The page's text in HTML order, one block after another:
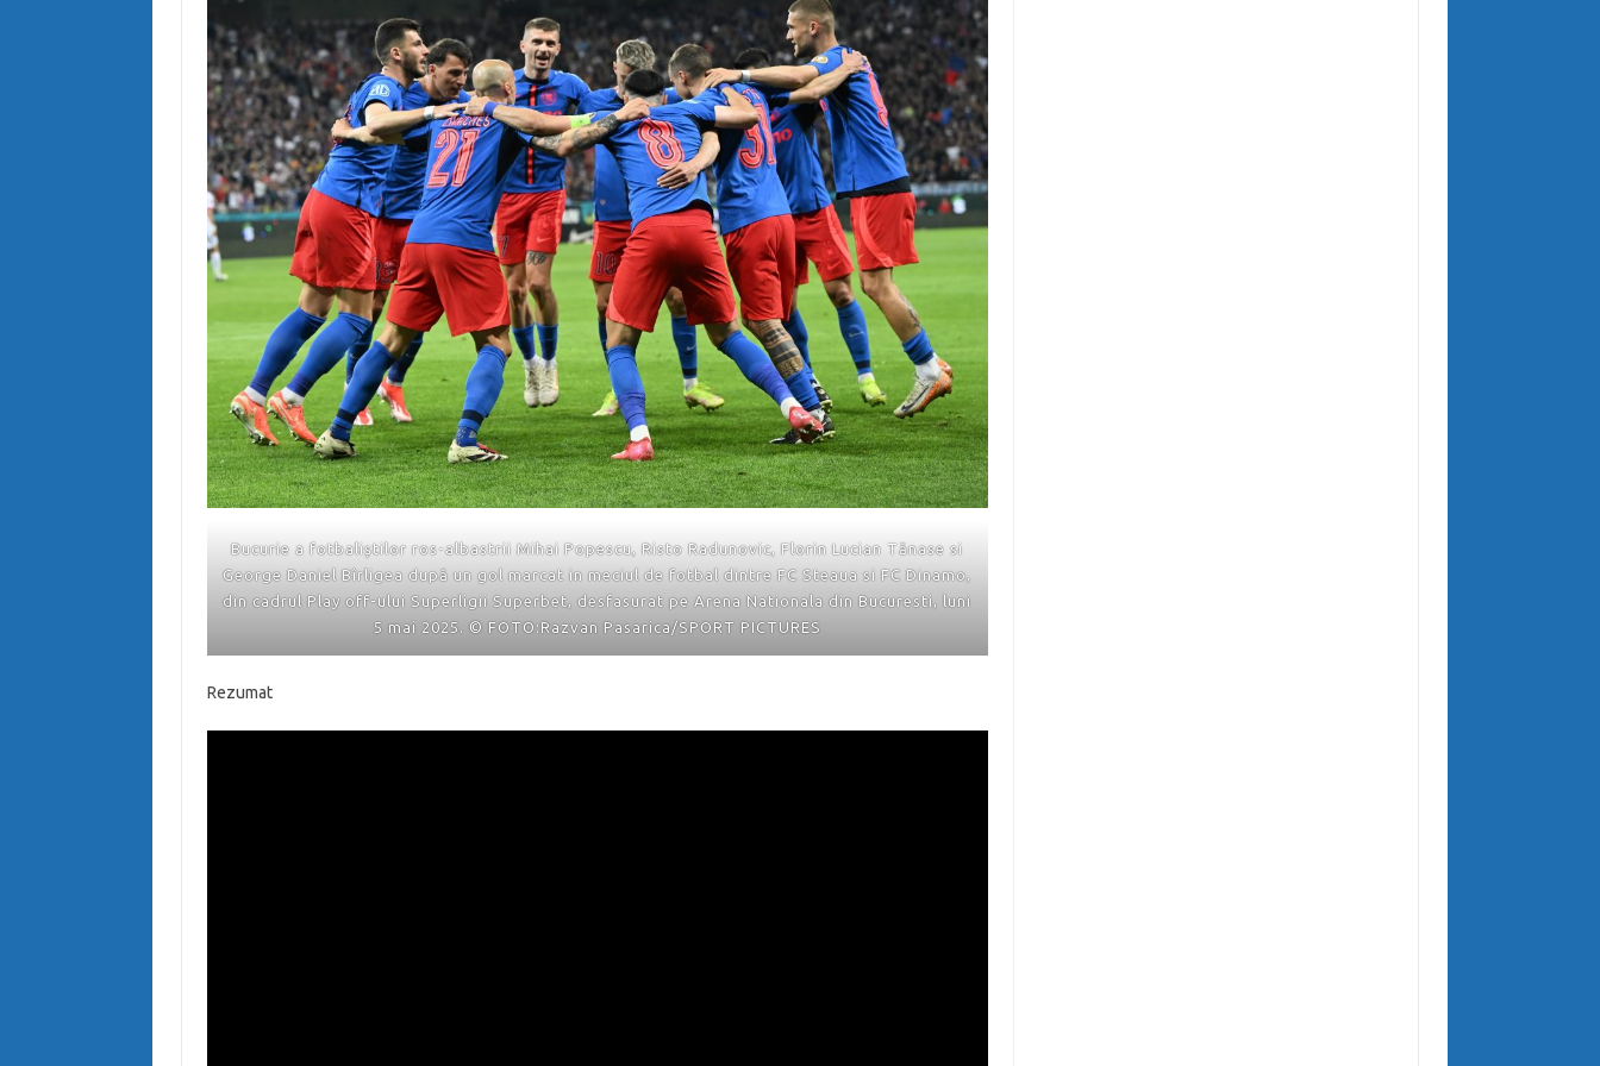
Bucurie a fotbaliștilor ros-albastrii Mihai Popescu, Risto Radunovic, Florin Lucian Tănase si
George Daniel Bîrligea după un gol marcat in meciul de fotbal dintre FC Steaua si FC Dinamo,
din cadrul Play off-ului Superligii Superbet, desfasurat pe Arena Nationala din Bucuresti, luni
5 mai 2025. © FOTO:Razvan Pasarica/SPORT PICTURES
Rezumat